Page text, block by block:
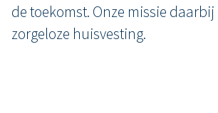
de toekomst. Onze missie daarbij
zorgeloze huisvesting.